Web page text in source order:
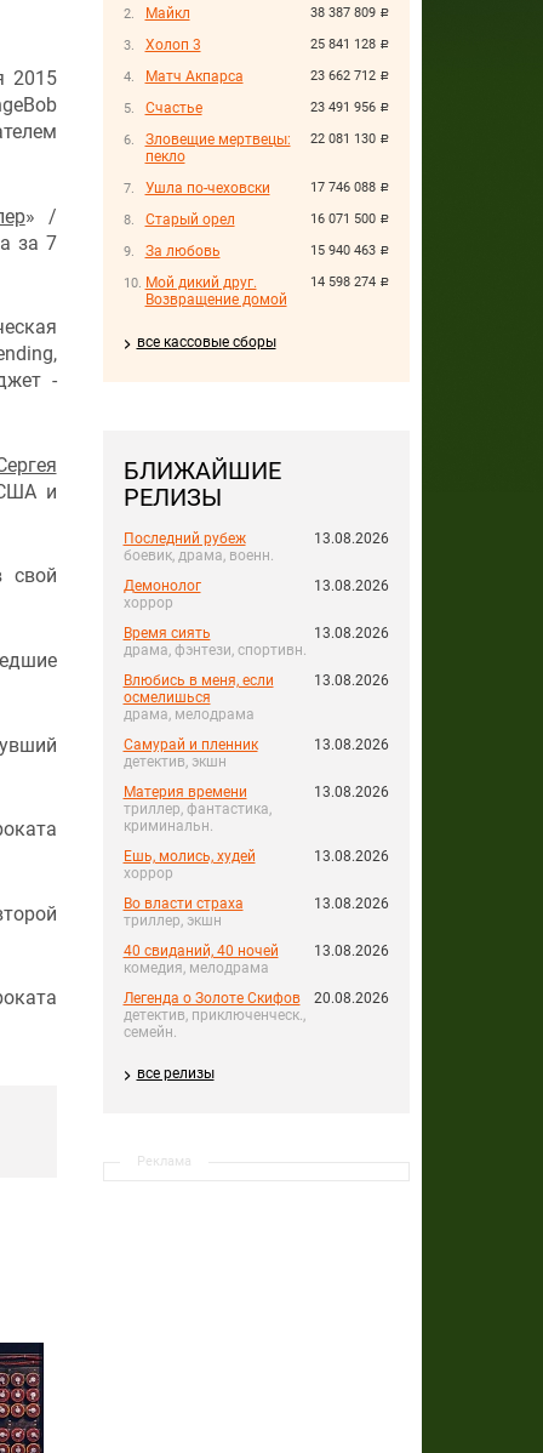
38 387 809 руб.
Майкл
25 841 128 руб.
Холоп 3
23 662 712 руб.
Матч Акпарса
23 491 956 руб.
Счастье
22 081 130 руб.
Зловещие мертвецы:
пекло
17 746 088 руб.
Ушла по-чеховски
16 071 500 руб.
Старый орел
15 940 463 руб.
За любовь
14 598 274 руб.
Мой дикий друг.
Возвращение домой
все кассовые сборы
БЛИЖАЙШИЕ
РЕЛИЗЫ
Последний рубеж
боевик, драма, военн.
13.08.2026
Демонолог
хоррор
13.08.2026
Время сиять
драма, фэнтези, спортивн.
13.08.2026
Влюбись в меня, если
осмелишься
драма, мелодрама
13.08.2026
Самурай и пленник
детектив, экшн
13.08.2026
Материя времени
триллер, фантастика,
криминальн.
13.08.2026
Ешь, молись, худей
хоррор
13.08.2026
Во власти страха
триллер, экшн
13.08.2026
40 свиданий, 40 ночей
комедия, мелодрама
13.08.2026
Легенда о Золоте Скифов
детектив, приключенческ.,
семейн.
20.08.2026
все релизы
Реклама
2015
» /
за 7
-
и
свой